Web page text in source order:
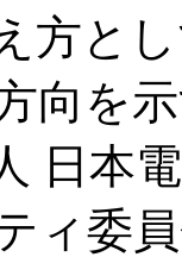
方と
向を
電
ィ委